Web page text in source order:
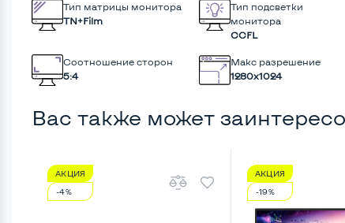
Тип матрицы монитора
TN+Film
Тип подсветки
монитора
CCFL
Соотношение сторон
5:4
Макс разрешение
1280x1024
Вас также может
АКЦИЯ
-4%
АКЦИЯ
-19%